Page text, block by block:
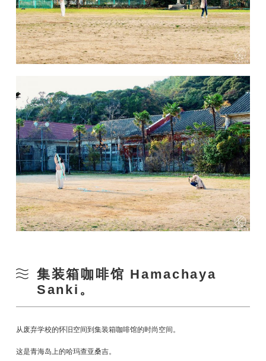
集装箱咖啡馆 Hamachaya
Sanki。
从废弃学校的怀旧空间到集装箱咖啡馆的时尚空间。
这是青海岛上的哈玛查亚桑吉。